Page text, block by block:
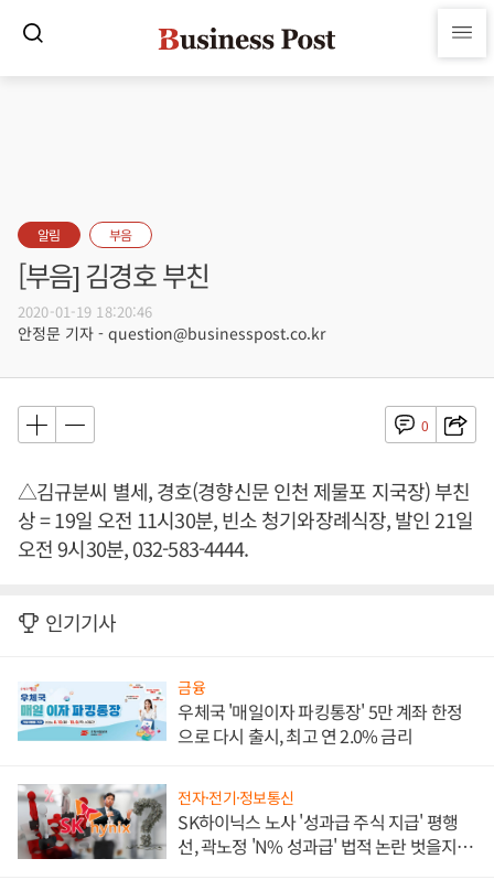
알림 부음
[부음] 김경호 부친
2020-01-19 18:20:46
안정문 기자 - question@businesspost.co.kr
0
△김규분씨 별세, 경호(경향신문 인천 제물포 지국장) 부친
상 = 19일 오전 11시30분, 빈소 청기와장례식장, 발인 21일
오전 9시30분, 032-583-4444.
인기기사
금융
우체국 '매일이자 파킹통장' 5만 계좌 한정
으로 다시 출시, 최고 연 2.0% 금리
전자·전기·정보통신
SK하이닉스 노사 '성과급 주식 지급' 평행
선, 곽노정 'N% 성과급' 법적 논란 벗을지 주